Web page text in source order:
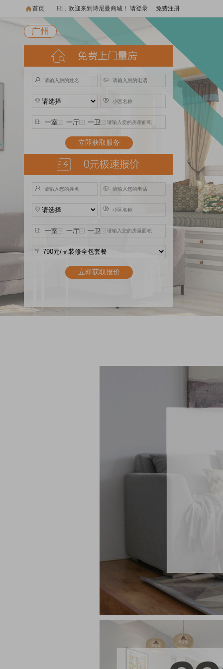
首页 Hi，欢迎来到诗尼曼商城！ 请登录 免费注册
广州
立即获取服务
立即获取报价